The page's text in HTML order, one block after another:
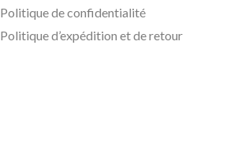
Politique de confidentialité
Politique d’expédition et de retour